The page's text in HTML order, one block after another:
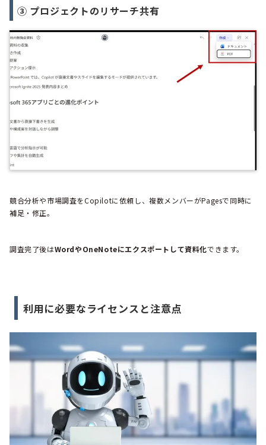
③ プロジェクトのリサーチ共有
競合分析や市場調査をCopilotに依頼し、複数メンバーがPagesで同時に
補足・修正。
調査完了後はWordやOneNoteにエクスポートして資料化できます。
利用に必要なライセンスと注意点